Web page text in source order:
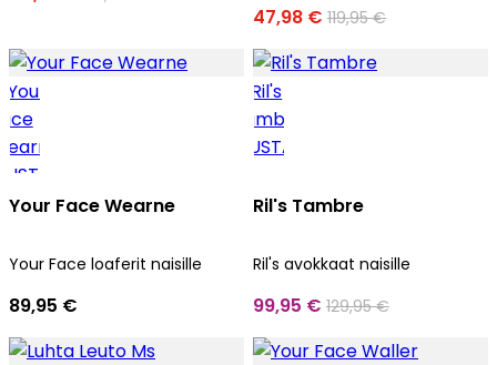
47,98 € 119,95 €
Your Face Wearne
Your Face loaferit naisille
89,95 €
Ril's Tambre
Ril's avokkaat naisille
99,95 € 129,95 €